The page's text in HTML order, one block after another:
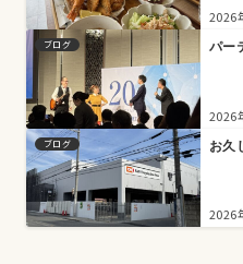
2026
ブログ パー
2026
ブログ お久
2026